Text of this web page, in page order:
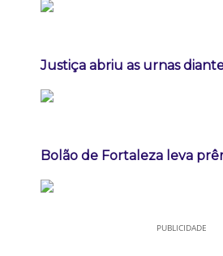
Justiça abriu as urnas
Bolão de Fortaleza leva
PUBLICIDADE